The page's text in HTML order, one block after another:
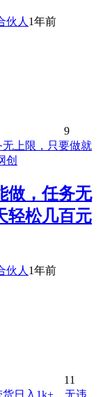
1年前
9
做，任务无
轻松几百元
1年前
11